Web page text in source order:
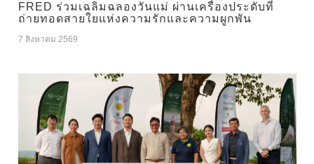
FRED ร่วมเฉลิมฉลองวันแม่ ผ่านเครื่องประดับที่
ถ่ายทอดสายใยแห่งความรักและความผูกพัน
7 สิงหาคม 2569